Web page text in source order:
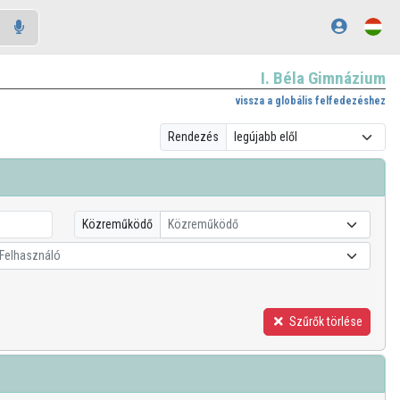
I. Béla Gimnázium
vissza a globális felfedezéshez
Rendezés
Közreműködő Közreműködő
Felhasználó
Szűrők törlése